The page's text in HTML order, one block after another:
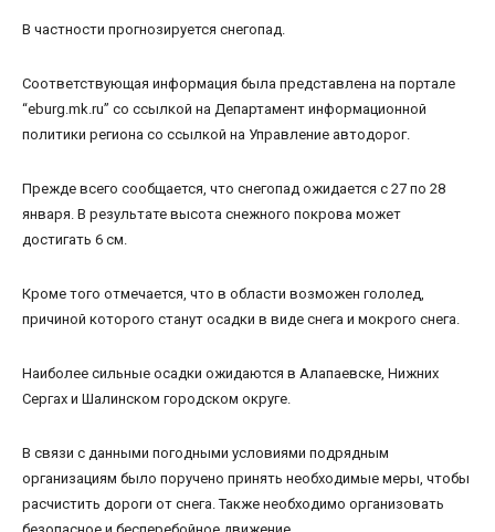
В частности прогнозируется снегопад.
Соответствующая информация была представлена на портале
“eburg.mk.ru” со ссылкой на Департамент информационной
политики региона со ссылкой на Управление автодорог.
Прежде всего сообщается, что снегопад ожидается с 27 по 28
января. В результате высота снежного покрова может
достигать 6 см.
Кроме того отмечается, что в области возможен гололед,
причиной которого станут осадки в виде снега и мокрого снега.
Наиболее сильные осадки ожидаются в Алапаевске, Нижних
Сергах и Шалинском городском округе.
В связи с данными погодными условиями подрядным
организациям было поручено принять необходимые меры, чтобы
расчистить дороги от снега. Также необходимо организовать